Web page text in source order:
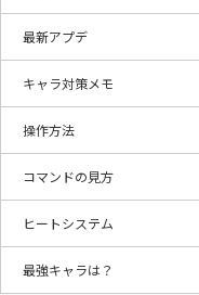
最新アプデ
キャラ対策メモ
操作方法
コマンドの見方
ヒートシステム
最強キャラは？